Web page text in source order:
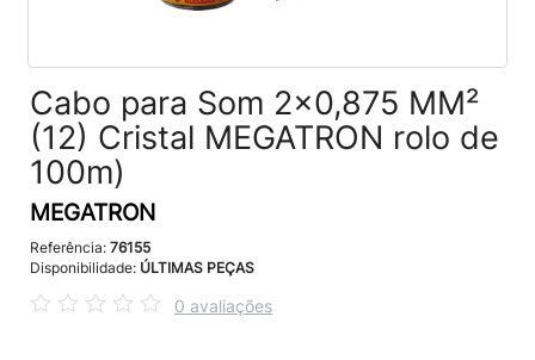
Cabo para Som 2x0,875 MM²
(12) Cristal MEGATRON rolo de
100m)
MEGATRON
Referência: 76155
Disponibilidade: ÚLTIMAS PEÇAS
0 avaliações